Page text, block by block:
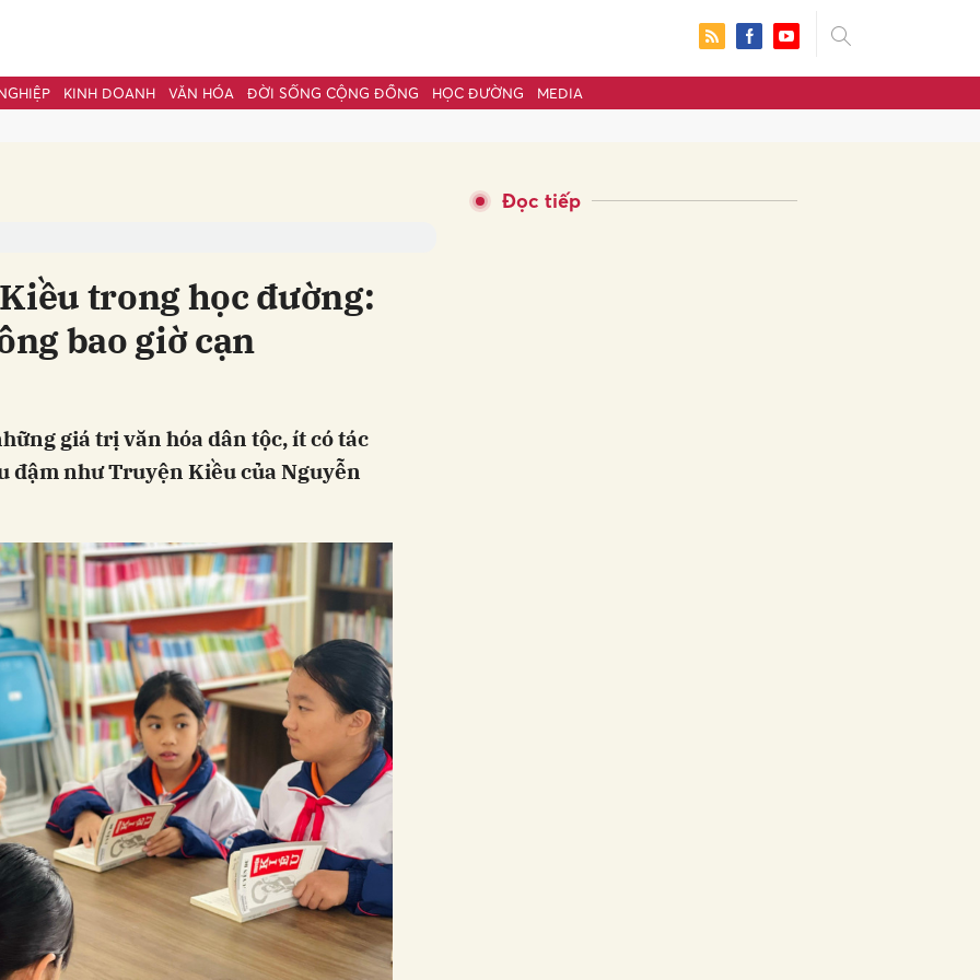
KINH DOANH VĂN HÓA ĐỜI SỐNG CỘNG ĐỒNG HỌC ĐƯỜNG MEDIA
trong học đường:
bao giờ cạn
giá trị văn hóa dân tộc, ít có tác
đậm như Truyện Kiều của Nguyễn
Đọc tiếp
luận